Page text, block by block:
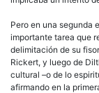
Pero en una segunda
importante tarea que
delimitación de su
Rickert, y luego de
cultural –o de lo
afirmando en la